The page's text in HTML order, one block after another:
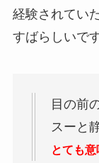
経験されてい
すばらしいです
目の前
スーと
とても